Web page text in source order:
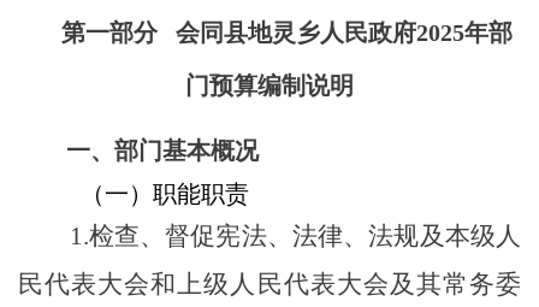
第一部分 会同县地灵乡人民政府2025年部
门预算编制说明
一、部门基本概况
（一）职能职责
1.检查、督促宪法、法律、法规及本级人
民代表大会和上级人民代表大会及其常务委